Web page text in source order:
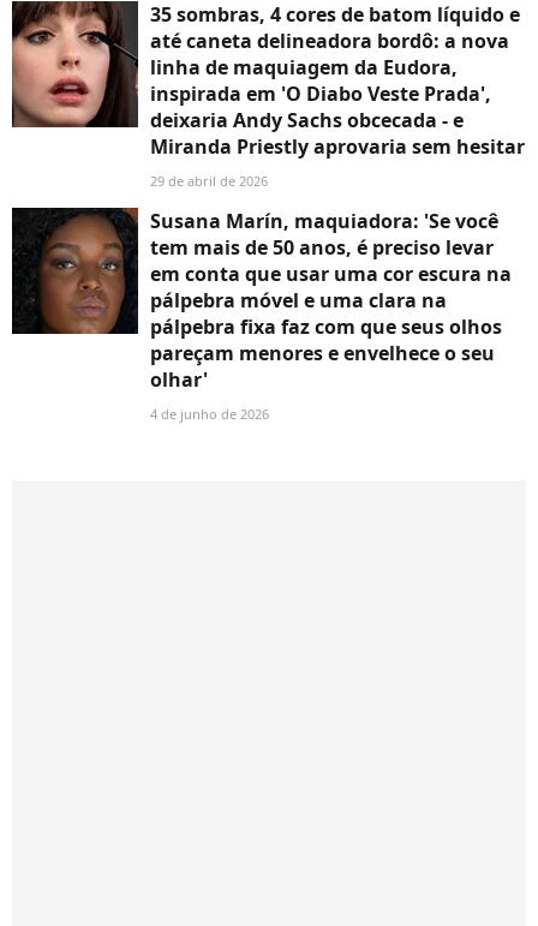
35 sombras, 4 cores de batom líquido e
até caneta delineadora bordô: a nova
linha de maquiagem da Eudora,
inspirada em 'O Diabo Veste Prada',
deixaria Andy Sachs obcecada - e
Miranda Priestly aprovaria sem hesitar
29 de abril de 2026
Susana Marín, maquiadora: 'Se você
tem mais de 50 anos, é preciso levar
em conta que usar uma cor escura na
pálpebra móvel e uma clara na
pálpebra fixa faz com que seus olhos
pareçam menores e envelhece o seu
olhar'
4 de junho de 2026